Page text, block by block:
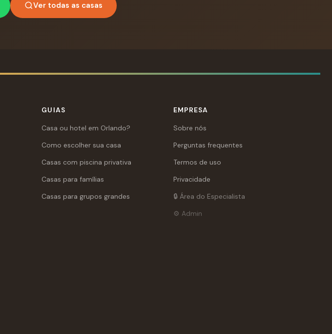
Ver todas as casas
GUIAS
Casa ou hotel em Orlando?
Como escolher sua casa
Casas com piscina privativa
Casas para famílias
Casas para grupos grandes
EMPRESA
Sobre nós
Perguntas frequentes
Termos de uso
Privacidade
🔒 Área do Especialista
⚙️ Admin